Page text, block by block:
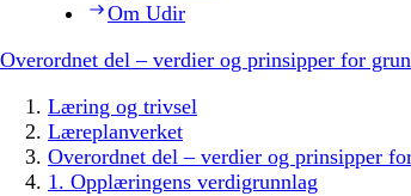
Om Udir
Overordnet del – verdier og prinsipper for
Læring og trivsel
Læreplanverket
Overordnet del – verdier og prinsipper
1. Opplæringens verdigrunnlag